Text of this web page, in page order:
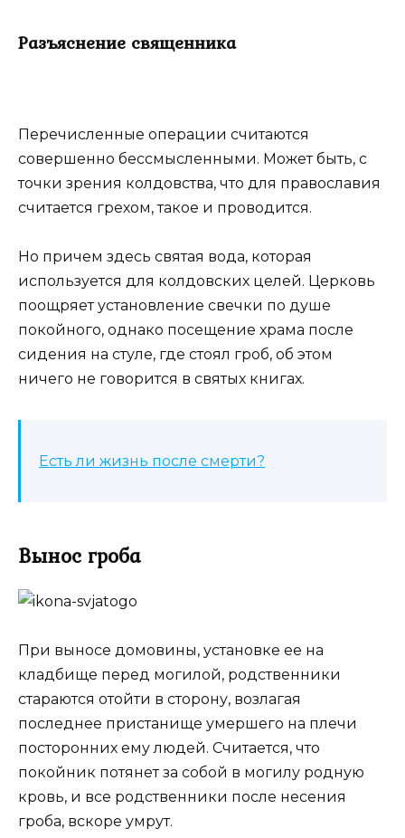
Разъяснение священника
Перечисленные операции считаются
совершенно бессмысленными. Может быть, с
точки зрения колдовства, что для православия
считается грехом, такое и проводится.
Но причем здесь святая вода, которая
используется для колдовских целей. Церковь
поощряет установление свечки по душе
покойного, однако посещение храма после
сидения на стуле, где стоял гроб, об этом
ничего не говорится в святых книгах.
Есть ли жизнь после смерти?
Вынос гроба
При выносе домовины, установке ее на
кладбище перед могилой, родственники
стараются отойти в сторону, возлагая
последнее пристанище умершего на плечи
посторонних ему людей. Считается, что
покойник потянет за собой в могилу родную
кровь, и все родственники после несения
гроба, вскоре умрут.